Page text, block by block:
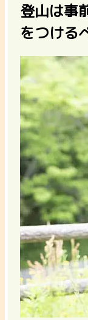
登山は事
をつける